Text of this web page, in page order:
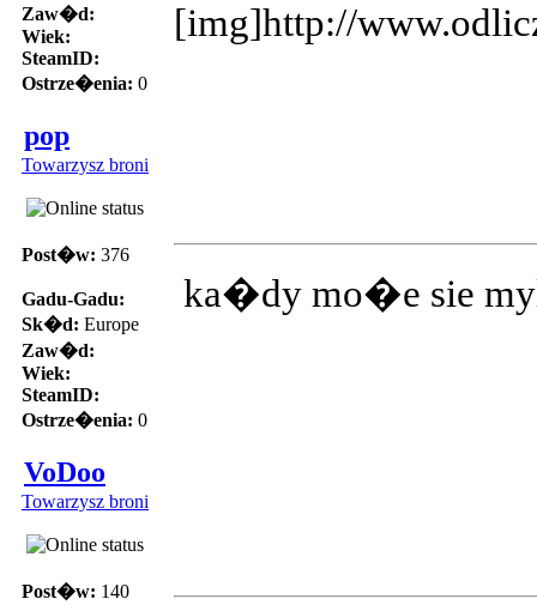
Zaw�d:
Wiek:
SteamID:
Ostrze�enia: 0
[img]http://
pop
Towarzysz broni
Post�w: 376
Gadu-Gadu:
Sk�d: Europe
Zaw�d:
Wiek:
SteamID:
Ostrze�enia: 0
ka�dy mo�e sie
VoDoo
Towarzysz broni
Post�w: 140